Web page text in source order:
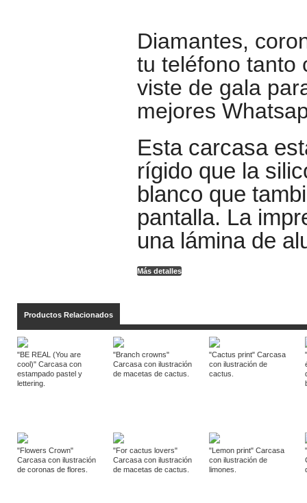
Diamantes,
tu teléfono tanto
viste de gala
mejores
Esta carcasa
rígido que la
blanco que
pantalla. La
una lámina de
Más detalles
Productos Relacionados
"BE REAL (You are
cool)" Carcasa con
estampado pastel y
lettering.
"Branch crowns"
Carcasa con ilustración
de macetas de cactus.
"Cactus print" Carcasa
con ilustración de
cactus.
"Flowers Crown"
Carcasa con ilustración
de coronas de flores.
"For cactus lovers"
Carcasa con ilustración
de macetas de cactus.
"Lemon print" Carcasa
con ilustración de
limones.